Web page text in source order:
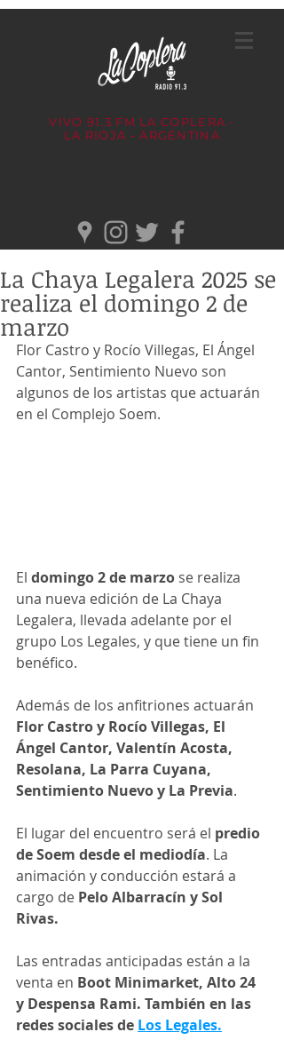
VIVO 91.3 FM LA COPLERA -
LA RIOJA - ARGENTINA
La Chaya Legalera 2025 se
realiza el domingo 2 de
marzo
Flor Castro y Rocío Villegas, El Ángel
Cantor, Sentimiento Nuevo son
algunos de los artistas que actuarán
en el Complejo Soem.
El domingo 2 de marzo se realiza
una nueva edición de La Chaya
Legalera, llevada adelante por el
grupo Los Legales, y que tiene un fin
benéfico.
Además de los anfitriones actuarán
Flor Castro y Rocío Villegas, El
Ángel Cantor, Valentín Acosta,
Resolana, La Parra Cuyana,
Sentimiento Nuevo y La Previa.
El lugar del encuentro será el predio
de Soem desde el mediodía. La
animación y conducción estará a
cargo de Pelo Albarracín y Sol
Rivas.
Las entradas anticipadas están a la
venta en Boot Minimarket, Alto 24
y Despensa Rami. También en las
redes sociales de Los Legales.